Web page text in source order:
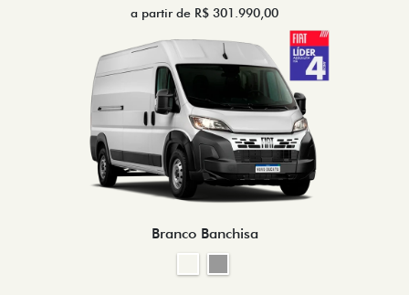
a partir de R$ 301.990,00
Branco Banchisa